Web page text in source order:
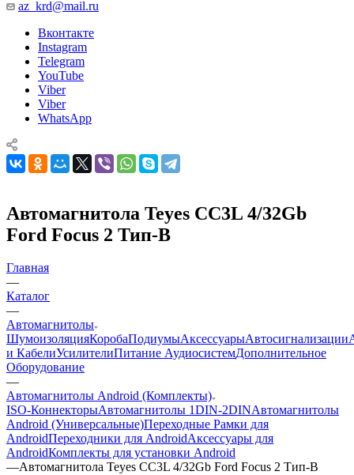
az_krd@mail.ru
Вконтакте
Instagram
Telegram
YouTube
Viber
Viber
WhatsApp
Автомагнитола Teyes CC3L 4/32Gb
Ford Focus 2 Тип-B
Главная
—
Каталог
—
Автомагнитолы
ШумоизоляцияКоробаПодиумыАксессуарыАвтосигнализации
и КабелиУсилителиПитание АудиосистемДополнительное
Оборудование
—
Автомагнитолы Android (Комплекты)
ISO-КоннекторыАвтомагнитолы 1DIN-2DINАвтомагнитолы
Android (Универсальные)Переходные Рамки для
AndroidПереходники для AndroidАксессуары для
AndroidКомплекты для установки Android
—Автомагнитола Teyes CC3L 4/32Gb Ford Focus 2 Тип-B